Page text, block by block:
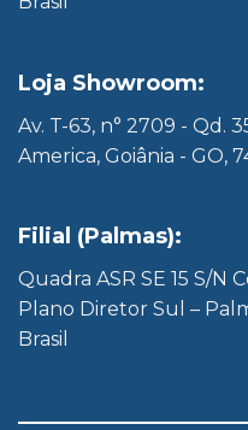
Loja Showroom:
Av. T-63, n° 2709 - Qd.
America, Goiânia - GO,
Filial (Palmas):
Quadra ASR SE 15 S/N
Plano Diretor Sul –
Brasil